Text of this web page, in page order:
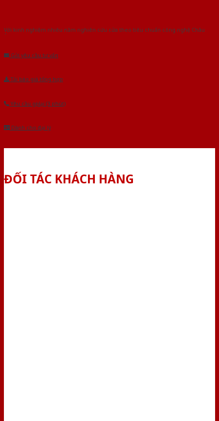
Với kinh nghiệm nhiêu năm nghiên cứu cửa theo tiêu chuẩn công nghệ Châu
Gửi yêu cầu tư vấn
Tải báo giá tổng hợp
Yêu cầu gọi lại (3 phút)
Dành cho đại lý
ĐỐI TÁC KHÁCH HÀNG